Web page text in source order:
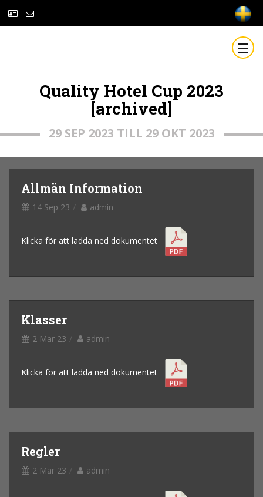
Quality Hotel Cup 2023
[archived]
29 SEP 2023 TILL 29 OKT 2023
Allmän Information
14 Sep 23 admin
Klicka för att ladda ned dokumentet
Klasser
2 Mar 23 admin
Klicka för att ladda ned dokumentet
Regler
2 Mar 23 admin